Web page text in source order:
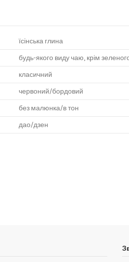
їсінська глина
будь-якого виду чаю, крім
класичний
червоний/бордовий
без малюнка/в тон
дао/дзен